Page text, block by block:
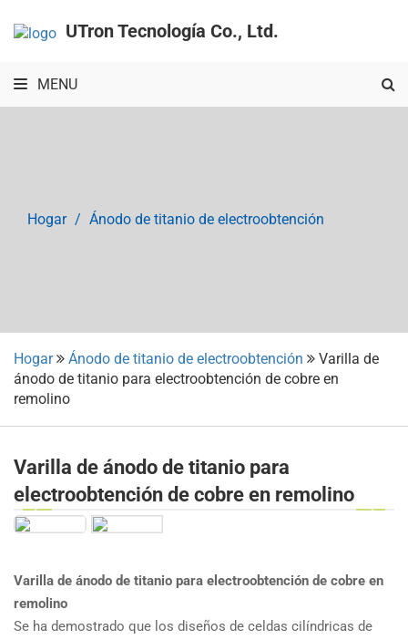
UTron Tecnología Co., Ltd.
MENU
Hogar Ánodo de titanio de electroobtención
Hogar Ánodo de titanio de electroobtención
Varilla de
ánodo de titanio para electroobtención de cobre en
remolino
Varilla de ánodo de titanio para
electroobtención de cobre en remolino
Varilla de ánodo de titanio para electroobtención de cobre en
remolino
Se ha demostrado que los diseños de celdas cilíndricas de